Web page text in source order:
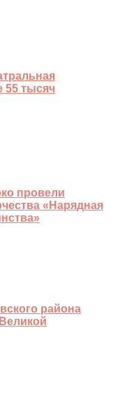
55 тысяч
провели
«Нарядная
района